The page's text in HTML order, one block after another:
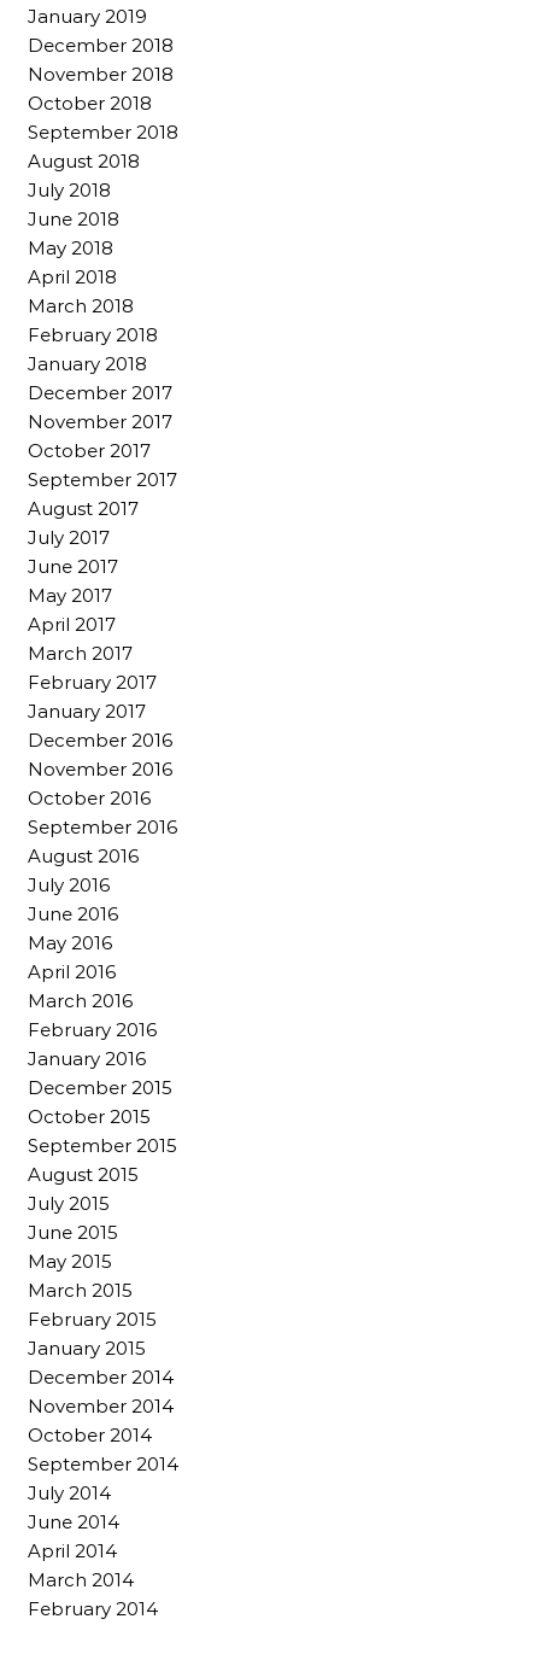
January 2019
December 2018
November 2018
October 2018
September 2018
August 2018
July 2018
June 2018
May 2018
April 2018
March 2018
February 2018
January 2018
December 2017
November 2017
October 2017
September 2017
August 2017
July 2017
June 2017
May 2017
April 2017
March 2017
February 2017
January 2017
December 2016
November 2016
October 2016
September 2016
August 2016
July 2016
June 2016
May 2016
April 2016
March 2016
February 2016
January 2016
December 2015
October 2015
September 2015
August 2015
July 2015
June 2015
May 2015
March 2015
February 2015
January 2015
December 2014
November 2014
October 2014
September 2014
July 2014
June 2014
April 2014
March 2014
February 2014